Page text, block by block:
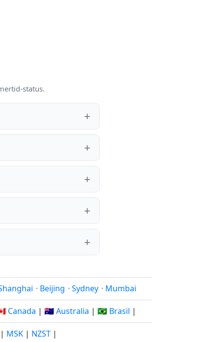
status.
· Beijing · Sydney · Mumbai
Canada | 🇦🇺 Australia | 🇧🇷 Brasil |
| MSK | NZST |